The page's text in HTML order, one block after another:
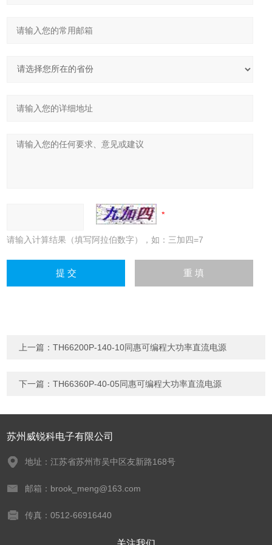
请输入计算结果（填写阿拉伯数字），如：三加四=7
上一篇：TH66200P-140-10同惠可编程大功率直流电源
下一篇：TH66360P-40-05同惠可编程大功率直流电源
苏州威锐科电子有限公司
地址：江苏省苏州市吴中区友新路168号
邮箱：brook_meng@163.com
传真：0512-66916440